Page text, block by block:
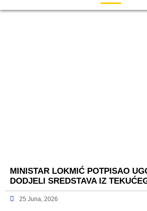
MINISTAR LOKMIĆ POTPISAO
DODJELI SREDSTAVA IZ
25 Juna, 2026